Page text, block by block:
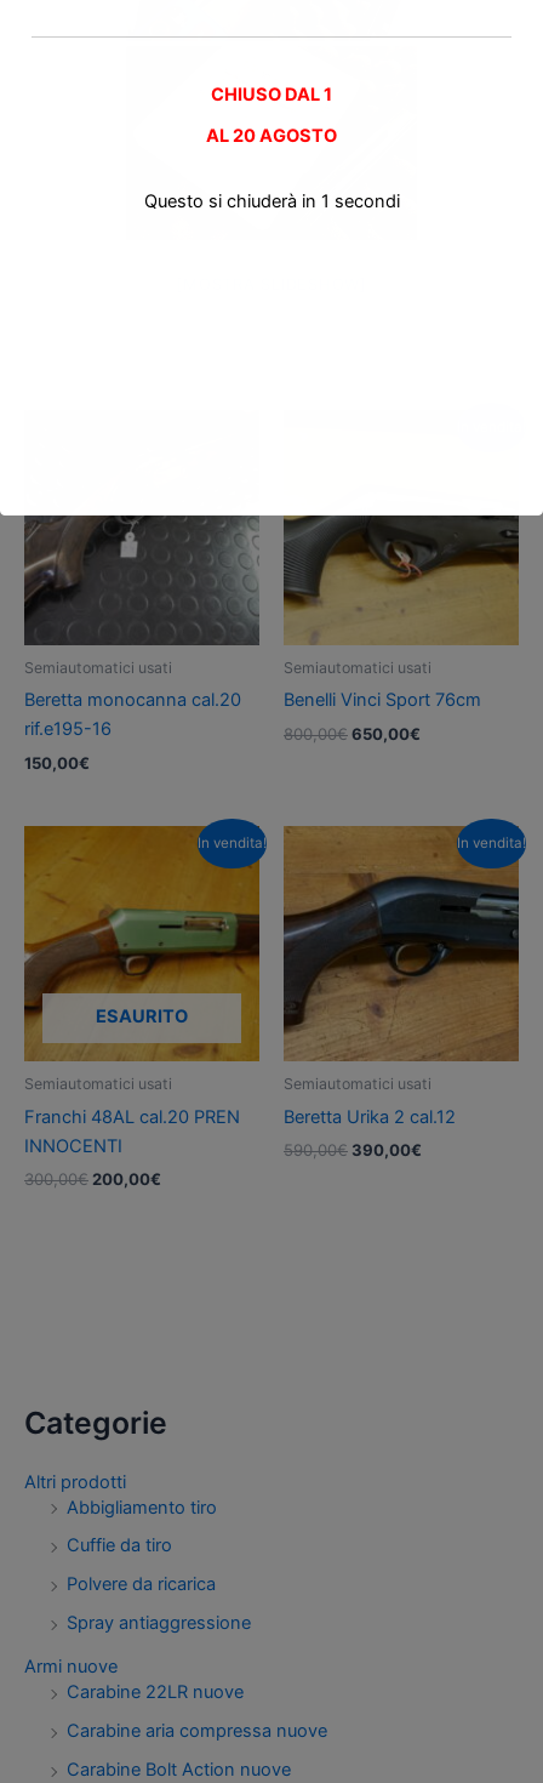
Categorie
Altri prodotti
Abbigliamento tiro
Cuffie da tiro
Polvere da ricarica
Spray antiaggressione
Armi nuove
Carabine 22LR nuove
Carabine aria compressa nuove
Carabine Bolt Action nuove
Semiautomatici usati
Beretta monocanna cal.20
rif.e195-16
150,00€
Semiautomatici usati
Benelli Vinci Sport 76cm
800,00€Il
650,00€
650,00€.
In vendita!
ESAURITO
Semiautomatici usati
Franchi 48AL cal.20 PREN
INNOCENTI
300,00€ Il
200,00€
In vendita!
Semiautomatici usati
Beretta Urika 2 cal.12
590,00€ Il
390,00€
CHIUSO DAL 1
AL20 AGOSTO
Questo si chiuderà in 0 secondi